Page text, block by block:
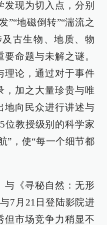
现为切入点，分别
”“地磁倒转”“湍流之
古生物、地质、物
命题与未解之谜。
理论，通过对于事件
，加之大量珍贵与唯
地向民众进行讲述与
位教授级别的科学家
”，使“每一个细节都
与《寻秘自然：无形
7月21日登陆影院进
但市场竞争力稍显不